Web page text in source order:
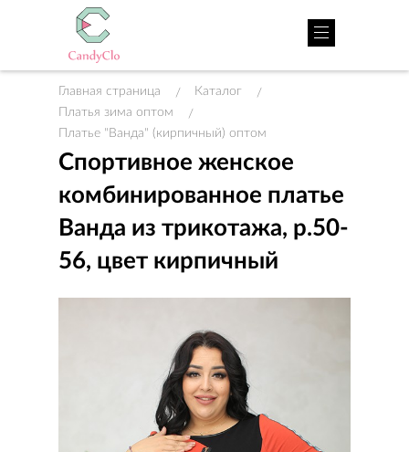
Главная страница / Каталог
/
Платья зима оптом
/
Платье "Ванда" (кирпичный) оптом
Спортивное женское
комбинированное платье
Ванда из трикотажа, р.50-
56, цвет кирпичный